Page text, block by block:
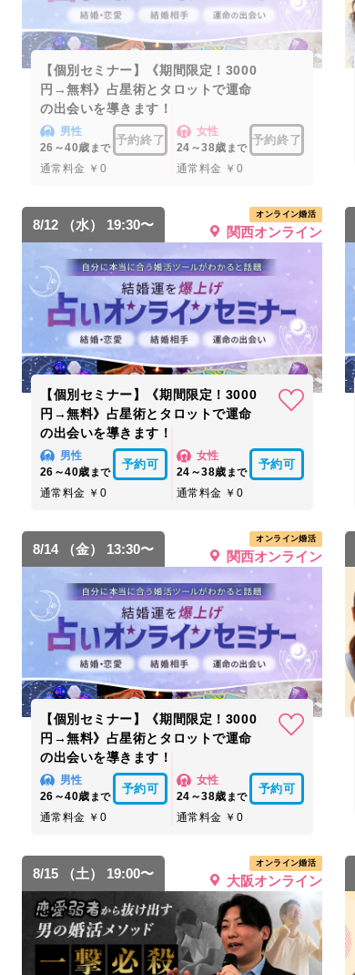
【個別セミナー】《期間限定！3000
円→無料》占星術とタロットで運命
の出会いを導きます！
男性
26～40歳 まで
予約終了
通常料金 ￥0
女性
24～38歳 まで
予約終了
通常料金 ￥0
8/12 （水） 19:30〜
オンライン婚活
関西オンライン
【個別セミナー】《期間限定！3000
円→無料》占星術とタロットで運命
の出会いを導きます！
男性
26～40歳 まで
予約可
通常料金 ￥0
女性
24～38歳 まで
予約可
通常料金 ￥0
8/14 （金） 13:30〜
オンライン婚活
関西オンライン
【個別セミナー】《期間限定！3000
円→無料》占星術とタロットで運命
の出会いを導きます！
男性
26～40歳 まで
予約可
通常料金 ￥0
女性
24～38歳 まで
予約可
通常料金 ￥0
8/15 （土） 19:00〜
オンライン婚活
大阪オンライン